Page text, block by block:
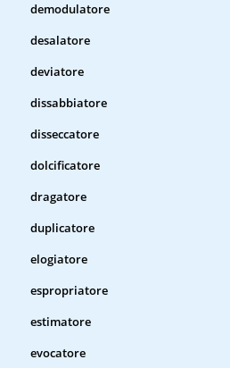
demodulatore
desalatore
deviatore
dissabbiatore
disseccatore
dolcificatore
dragatore
duplicatore
elogiatore
espropriatore
estimatore
evocatore